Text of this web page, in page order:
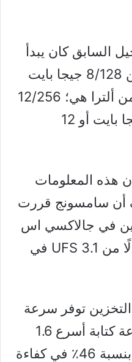
السابق كان يبدأ
الأساسي وطراز بلس من 8/128 جيجا بايت
بالإضافة إلى 3 خيارات من ألترا هي؛ 12/256
جيجا بايت أو 12/512 جيجا بايت أو 12
هذه المعلومات
أن سامسونج قررت
في جالاكسي اس
23 من جيل UFS 4.0 بدلًا من UFS 3.1 في
توفر سرعة
قراءة أسرع مرتين وسرعة كتابة أسرع 1.6
مرة، وهناك أيضًا تحسن بنسبة 46٪ في كفاءة